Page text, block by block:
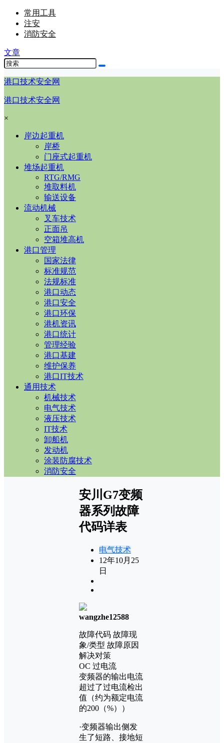
常用工具
注安
消防安全
文章
港口技术安全网
港口技术安全网
×
岸边起重机
岸桥
门座式起重机
堆场起重机
RTG/RMG
堆取料机
输送设备
流动机械
叉车技术
正面吊
空箱堆高机
港口管理
国家法律
标准规范
法规标准
港口动态
港口安全
港口环保
港机资讯
港口统计
管理经验
港口基建
维护保养
港口IT技术
通用技术
机械技术
电气技术
液压技术
IT技术
卸船机
发动机
涂装防腐技术
消防安全
安川G7变频
器系列故障
代码详表
电气技术
12年10月25
日
wangzhe12588
故障代码 故障现
象/类型 故障原因
解决对策
OC 过电流
变频器的输出电流
超过了过电流检出
值（约为额定电流
的200（%））
·变频器输出侧发
生了短路、接地短